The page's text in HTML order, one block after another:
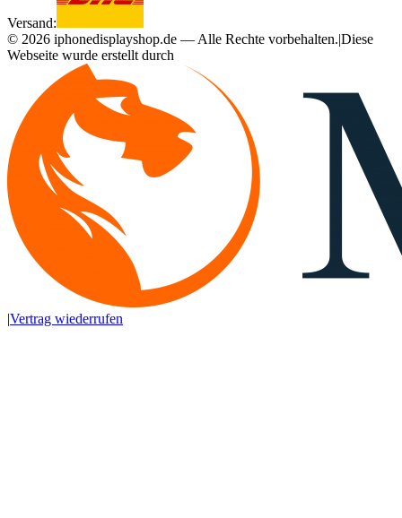
Versand:
© 2026 iphonedisplayshop.de — Alle Rechte vorbehalten.|Diese
Webseite wurde erstellt durch
|Vertrag wiederrufen